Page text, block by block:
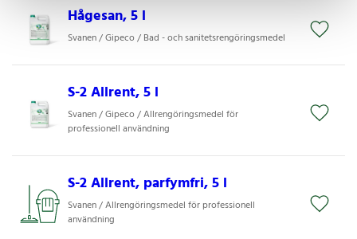
Hågesan, 5 l
Svanen / Gipeco / Bad - och sanitetsrengöringsmedel
S-2 Allrent, 5 l
Svanen / Gipeco / Allrengöringsmedel för
professionell användning
S-2 Allrent, parfymfri, 5 l
Svanen / Allrengöringsmedel för professionell
användning